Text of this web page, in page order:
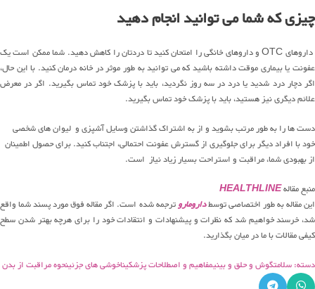
چیزی که شما می توانید انجام دهید
داروهای OTC و داروهای خانگی را امتحان کنید تا دردتان را کاهش دهید. شما ممکن است یک
عفونت یا بیماری موقت داشته باشید که می توانید به طور موثر در خانه درمان کنید. با این حال،
اگر دچار درد شدید یا درد در سه روز نگردید، باید با پزشک خود تماس بگیرید. اگر در معرض
علائم دیگری نیز هستید، باید با پزشک خود تماس بگیرید.
دست ها را به طور مرتب بشوید و از به اشتراک گذاشتن وسایل آشپزی و لیوان های شخصی
خود با افراد دیگر برای جلوگیری از گسترش عفونت احتمالی، اجتناب کنید.برای حصول اطمینان
از بهبودی شما، مراقبت و استراحت بسیار زیاد نیاز است.
منبع مقالهHEALTHLINE
این مقاله به طور اختصاصی توسطداروماروترجمه شده است. اگر مقاله فوق مورد پسند شما واقع
شد، خرسند خواهیم شد که نظرات و پیشنهادات و انتقادات خود را برای هرچه بهتر شدن سطح
کیفی مقالات با ما در میان بگذارید.
دسته: سلامتگوش و حلق و بینیمفاهیم و اصطلاحات پزشکیناخوشی های جزئینحوه مراقبت از بدن